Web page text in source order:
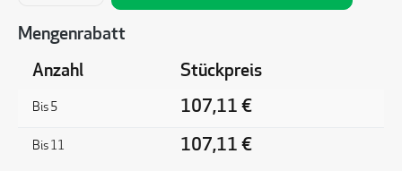
Mengenrabatt
Anzahl Stückpreis
Bis 5 107,11 €
Bis 11 107,11 €